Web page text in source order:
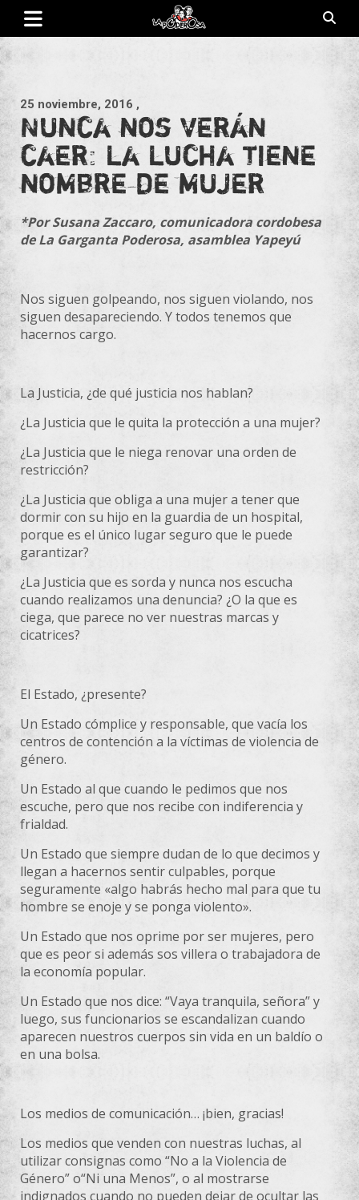
Saltar
contenido
25 noviembre, 2016 ,
Nunca nos verán
caer: la lucha tiene
nombre de mujer
*Por Susana Zaccaro, comunicadora cordobesa
de La Garganta Poderosa, asamblea Yapeyú
Nos siguen golpeando, nos siguen violando, nos
siguen desapareciendo. Y todos tenemos que
hacernos cargo.
La Justicia, ¿de qué justicia nos hablan?
¿La Justicia que le quita la protección a una mujer?
¿La Justicia que le niega renovar una orden de
restricción?
¿La Justicia que obliga a una mujer a tener que
dormir con su hijo en la guardia de un hospital,
porque es el único lugar seguro que le puede
garantizar?
¿La Justicia que es sorda y nunca nos escucha
cuando realizamos una denuncia? ¿O la que es
ciega, que parece no ver nuestras marcas y
cicatrices?
El Estado, ¿presente?
Un Estado cómplice y responsable, que vacía los
centros de contención a la víctimas de violencia de
género.
Un Estado al que cuando le pedimos que nos
escuche, pero que nos recibe con indiferencia y
frialdad.
Un Estado que siempre dudan de lo que decimos y
llegan a hacernos sentir culpables, porque
seguramente «algo habrás hecho mal para que tu
hombre se enoje y se ponga violento».
Un Estado que nos oprime por ser mujeres, pero
que es peor si además sos villera o trabajadora de
la economía popular.
Un Estado que nos dice: “Vaya tranquila, señora” y
luego, sus funcionarios se escandalizan cuando
aparecen nuestros cuerpos sin vida en un baldío o
en una bolsa.
Los medios de comunicación… ¡bien, gracias!
Los medios que venden con nuestras luchas, al
utilizar consignas como “No a la Violencia de
Género” o“Ni una Menos”, o al mostrarse
indignados cuando no pueden dejar de ocultar las